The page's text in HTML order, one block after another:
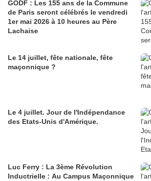
GODF : Les 155 ans de la Commune
de Paris seront célébrés le vendredi
1er mai 2026 à 10 heures au Père
Lachaise
Le 14 juillet, fête nationale, fête
maçonnique ?
Le 4 juillet. Jour de l'Indépendance
des Etats-Unis d'Amérique.
Luc Ferry : La 3ème Révolution
Inductrielle : Au Campus Maçonnique